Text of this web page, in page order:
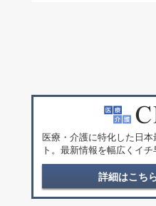
医療・介護に特化した日
ト。最新情報を幅広くイチ
詳細はこち